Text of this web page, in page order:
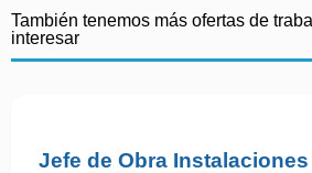
También tenemos más ofertas de
interesar
Jefe de Obra Instalaciones